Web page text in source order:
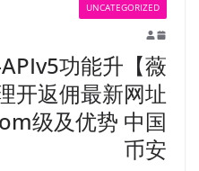
UNCATEGORIZED
功能升【薇
开返佣最新网址
级及优势 中国
币安